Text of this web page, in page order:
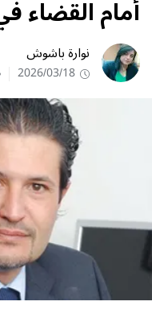
أمام القضاء
نوارة باشوش
2026/03/18